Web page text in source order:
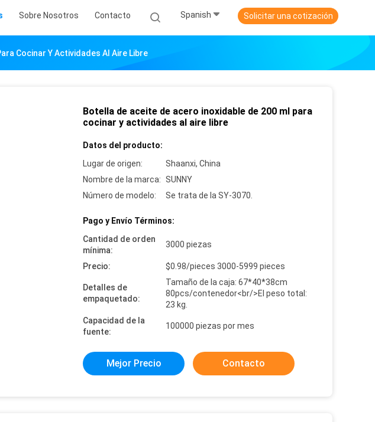
Sobre Nosotros Contacto Spanish Solicitar una cotización
Cocinar Y Actividades Al Aire Libre
Botella de aceite de acero inoxidable de 200 ml para
cocinar y actividades al aire libre
Datos del producto:
Lugar de origen:
Shaanxi, China
Nombre de la marca: SUNNY
Número de modelo:
Se trata de la SY-3070.
Pago y Envío Términos:
Cantidad de orden
mínima:
3000 piezas
Precio: $0.98/pieces 3000-5999 pieces
Detalles de
empaquetado:
Tamaño de la caja: 67*40*38cm
80pcs/contenedor<br/>El peso total:
23 kg.
Capacidad de la
fuente:
100000 piezas por mes
Mejor Precio Contacto